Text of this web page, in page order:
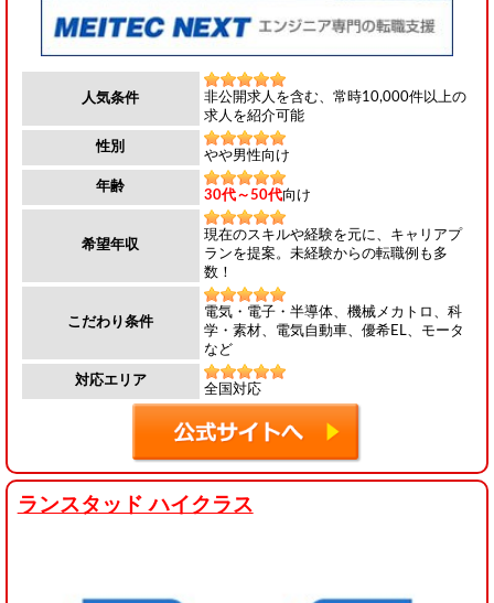
人気条件
非公開求人を含む、常時10,000件以上の
求人を紹介可能
性別
やや男性向け
年齢
30代～50代向け
希望年収
現在のスキルや経験を元に、キャリアプ
ランを提案。未経験からの転職例も多
数！
こだわり条件
電気・電子・半導体、機械メカトロ、科
学・素材、電気自動車、優希EL、モータ
など
対応エリア
全国対応
ランスタッド ハイクラス